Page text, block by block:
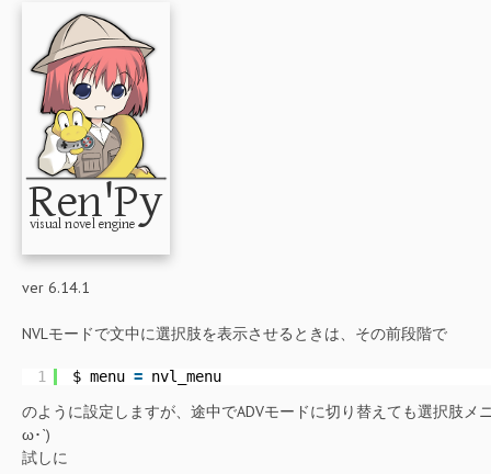
ver 6.14.1
NVLモードで文中に選択肢を表示させるときは、その前段階で
1 $ menu = nvl_menu
のように設定しますが、途中でADVモードに切り替えても選択肢メ
ω･`)
試しに